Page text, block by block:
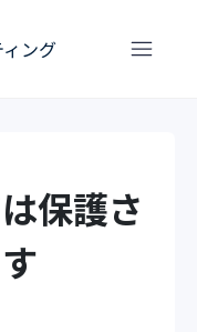
ング
保護さ